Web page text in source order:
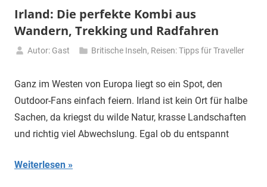
Irland: Die perfekte Kombi aus
Wandern, Trekking und Radfahren
April
Autor: Gast Britische Inseln, Reisen: Tipps für Traveller
Ganz im Westen von Europa liegt so ein Spot, den
Outdoor-Fans einfach feiern. Irland ist kein Ort für halbe
Sachen, da kriegst du wilde Natur, krasse Landschaften
und richtig viel Abwechslung. Egal ob du entspannt
Weiterlesen